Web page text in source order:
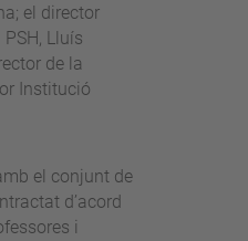
el director
Lluís
de la
Institució
el conjunt de
d’acord
i